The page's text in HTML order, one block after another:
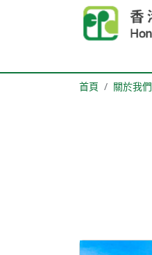
Skip to main content
首頁 關於我們